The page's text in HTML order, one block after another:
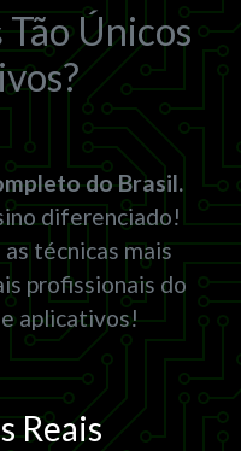
Tão Únicos
do Brasil.
diferenciado!
técnicas mais
profissionais do
aplicativos!
Reais